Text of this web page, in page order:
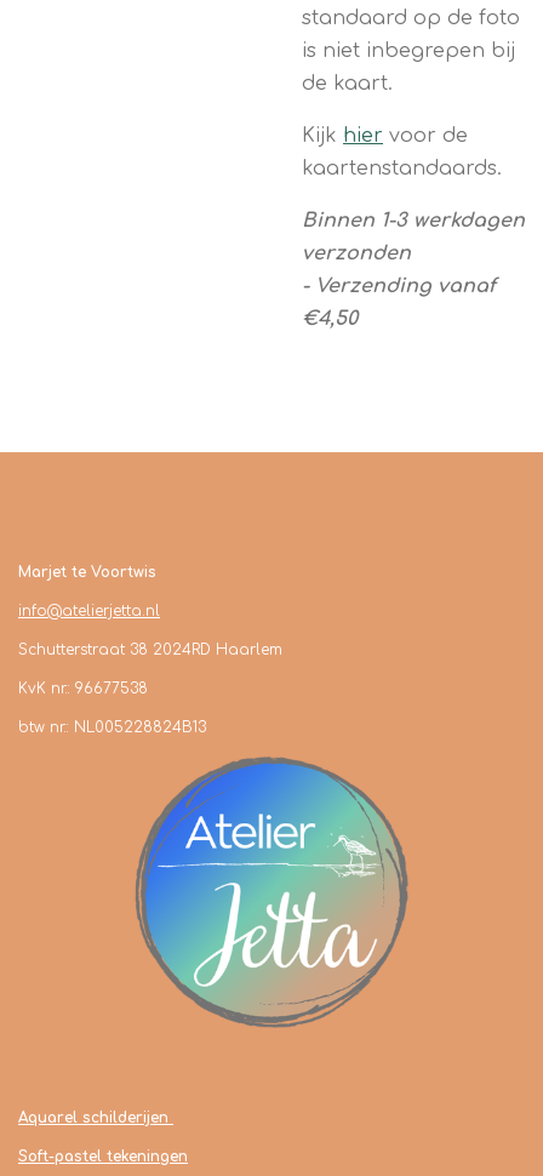
standaard op de foto
is niet inbegrepen bij
de kaart.
Kijk hier voor de
kaartenstandaards.
Binnen 1-3 werkdagen
verzonden
- Verzending vanaf
€4,50
Marjet te Voortwis
info@atelierjetta.nl
Schutterstraat 38 2024RD Haarlem
KvK nr.: 96677538
btw nr.: NL005228824B13
Aquarel schilderijen
Soft-pastel tekeningen